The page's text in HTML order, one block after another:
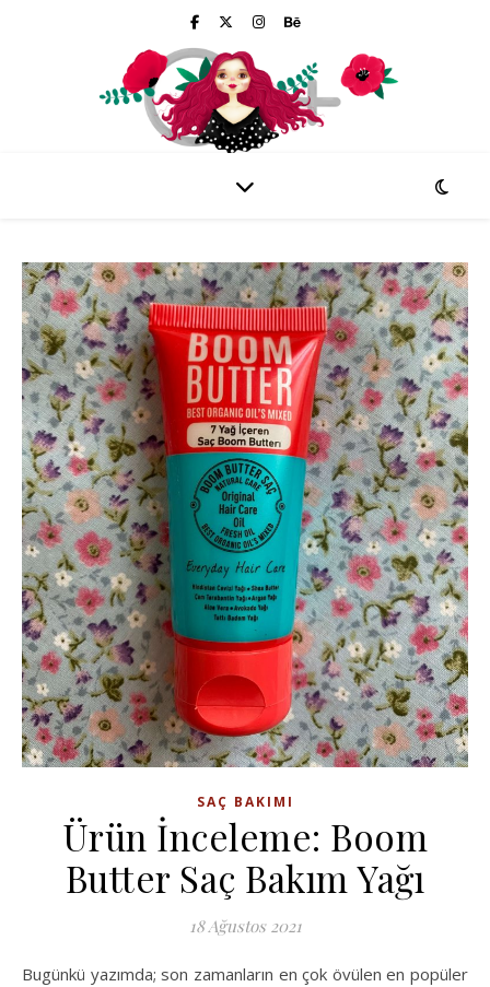
SAÇ BAKIMI
Ürün İnceleme: Boom
Butter Saç Bakım Yağı
18 Ağustos 2021
Bugünkü yazımda; son zamanların en çok övülen en popüler